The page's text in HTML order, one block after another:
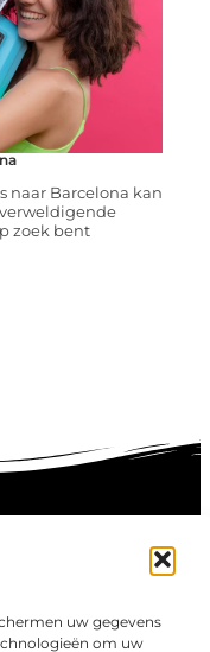
uw gegevens
om uw
naar Barcelona kan
zoek bent